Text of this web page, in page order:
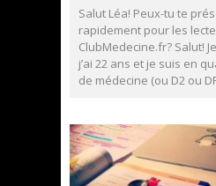
Salut Léa! Peux-tu te
rapidement pour les
ClubMedecine.fr? Salut!
j’ai 22 ans et je suis en
de médecine (ou D2 ou